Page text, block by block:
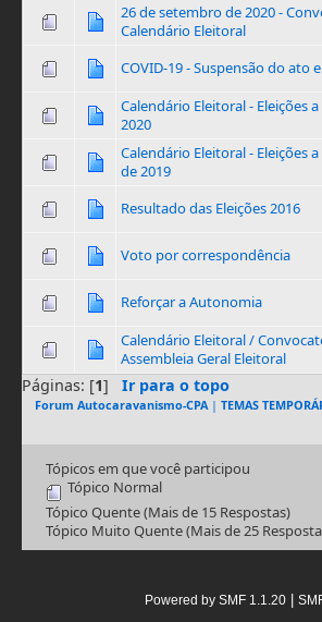
26 de setembro de 2020 -
Calendário Eleitoral
COVID-19 - Suspensão do ato
Calendário Eleitoral - Eleições
2020
Calendário Eleitoral - Eleições
de 2019
Resultado das Eleições 2016
Voto por correspondência
Reforçar a Autonomia
Calendário Eleitoral /
Assembleia Geral Eleitoral
Páginas: [1] Ir para o topo
Forum Autocaravanismo-CPA| TEMAS
Tópicos em que você participou
Tópico Normal
Tópico Quente (Mais de 15 Respostas)
Tópico Muito Quente (Mais de 25
Powered by SMF 1.1.20